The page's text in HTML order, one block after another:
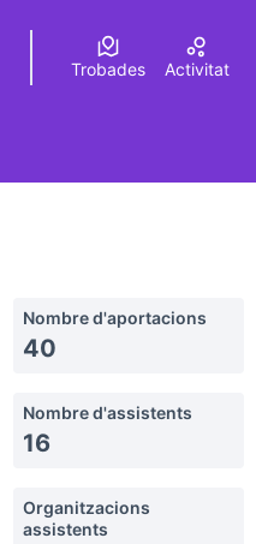
idioma Choose language
Trobades Activitat
Nombre d'aportacions
40
Nombre d'assistents
16
Organitzacions
assistents